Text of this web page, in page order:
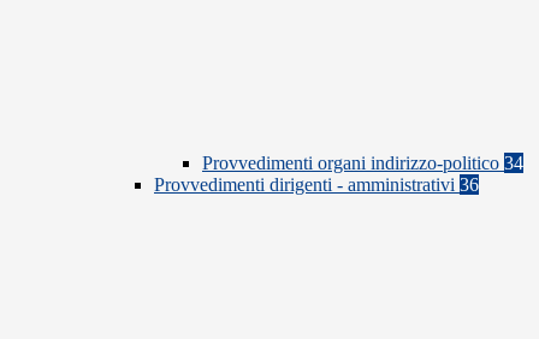
Provvedimenti organi indirizzo-politico 34
Provvedimenti dirigenti - amministrativi 36